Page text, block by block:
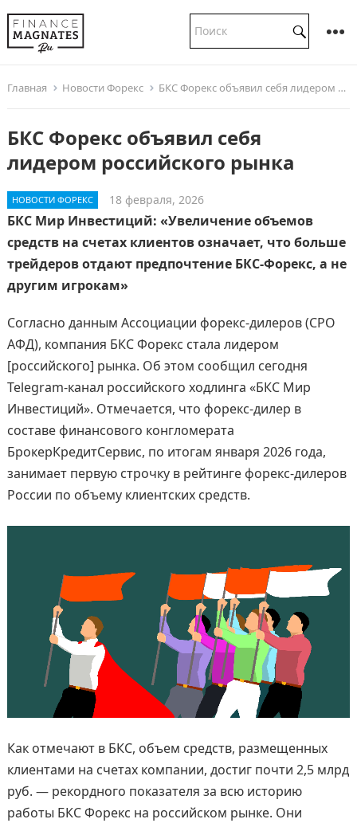
Главная Новости Форекс БКС Форекс объявил себя лидером российского рынка
БКС Форекс объявил себя
лидером российского рынка
НОВОСТИ ФОРЕКС 18 февраля, 2026
БКС Мир Инвестиций: «Увеличение объемов
средств на счетах клиентов означает, что больше
трейдеров отдают предпочтение БКС-Форекс, а не
другим игрокам»
Согласно данным Ассоциации форекс-дилеров (СРО
АФД), компания БКС Форекс стала лидером
[российского] рынка. Об этом сообщил сегодня
Telegram-канал российского ходлинга «БКС Мир
Инвестиций». Отмечается, что форекс-дилер в
составе финансового конгломерата
БрокерКредитСервис, по итогам января 2026 года,
занимает первую строчку в рейтинге форекс-дилеров
России по объему клиентских средств.
Как отмечают в БКС, объем средств, размещенных
клиентами на счетах компании, достиг почти 2,5 млрд
руб. — рекордного показателя за всю историю
работы БКС Форекс на российском рынке. Они